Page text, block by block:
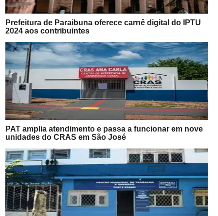
Prefeitura de Paraibuna oferece carnê digital do IPTU
2024 aos contribuintes
PAT amplia atendimento e passa a funcionar em nove
unidades do CRAS em São José